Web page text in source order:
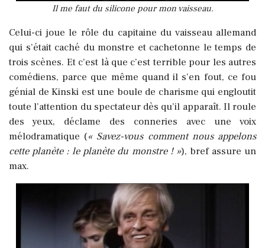
Il me faut du silicone pour mon vaisseau.
Celui-ci joue le rôle du capitaine du vaisseau allemand
qui s’était caché du monstre et cachetonne le temps de
trois scènes. Et c’est là que c’est terrible pour les autres
comédiens, parce que même quand il s’en fout, ce fou
génial de Kinski est une boule de charisme qui engloutit
toute l’attention du spectateur dès qu’il apparaît. Il roule
des yeux, déclame des conneries avec une voix
mélodramatique (« Savez-vous comment nous appelons
cette planète : le planète du monstre ! »), bref assure un
max.